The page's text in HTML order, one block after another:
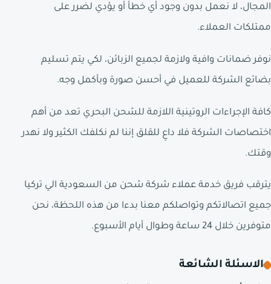
المجال، لا نعمل بدون وجود أي خطأ أو يؤدي لضرر على
ممتلكات العملاء.
نوفر ضمانات وافية ولازمة لجميع الزبائن، لكي يتم تسليم
بضائع الشركة للعميل في أحسن صورة وبأكمل وجه.
كافة الإجراءات الروتينية اللازمة للشحن البحري تعد من أهم
اختصاصات الشركة فلا داعِ للقلق إننا لم نكلفك الكثير ولا نهدر
وقتك.
يترقب فريق خدمة عملاء شركة شحن من السعودية الي تركيا
جميع اتصالاتكم وتواصلكم معنا بدءا من هذه اللحظة، نحن
متوفرين خلال 24 ساعة وطوال أيام الأسبوع.
الاسئلة الشائعة